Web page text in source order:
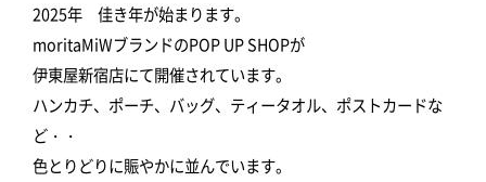
2025年 佳き年が始まります。
moritaMiWブランドのPOP UP SHOPが
伊東屋新宿店にて開催されています。
ハンカチ、ポーチ、バッグ、ティータオル、ポストカードな
ど・・
色とりどりに賑やかに並んでいます。